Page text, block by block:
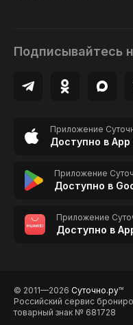
Подписывайтесь
Приложение
Доступно в App
Приложение
Доступно в
Приложение
Доступно в
© 2011—2026 Суточно.руTM
Российский сервис
товарный знак № 681728